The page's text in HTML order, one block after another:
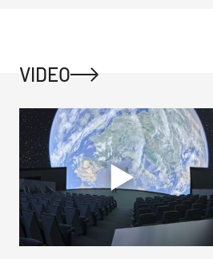
VIDEO